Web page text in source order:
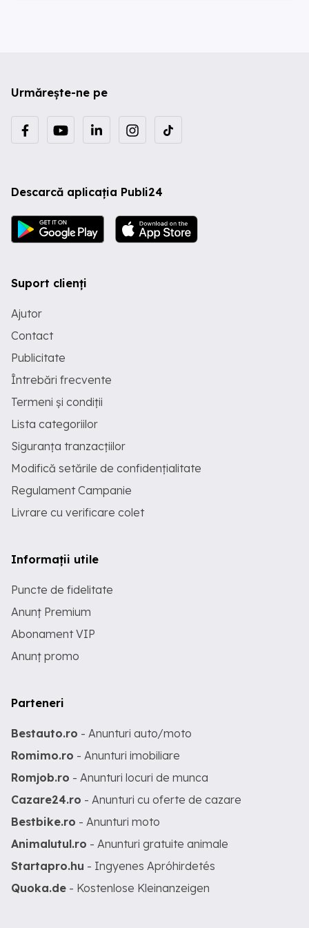
Urmărește-ne pe
Descarcă aplicația Publi24
Suport clienți
Ajutor
Contact
Publicitate
Întrebări frecvente
Termeni și condiții
Lista categoriilor
Siguranța tranzacțiilor
Modifică setările de confidențialitate
Regulament Campanie
Livrare cu verificare colet
Informații utile
Puncte de fidelitate
Anunț Premium
Abonament VIP
Anunț promo
Parteneri
Bestauto.ro - Anunturi auto/moto
Romimo.ro - Anunturi imobiliare
Romjob.ro - Anunturi locuri de munca
Cazare24.ro - Anunturi cu oferte de cazare
Bestbike.ro - Anunturi moto
Animalutul.ro - Anunturi gratuite animale
Startapro.hu - Ingyenes Apróhirdetés
Quoka.de - Kostenlose Kleinanzeigen